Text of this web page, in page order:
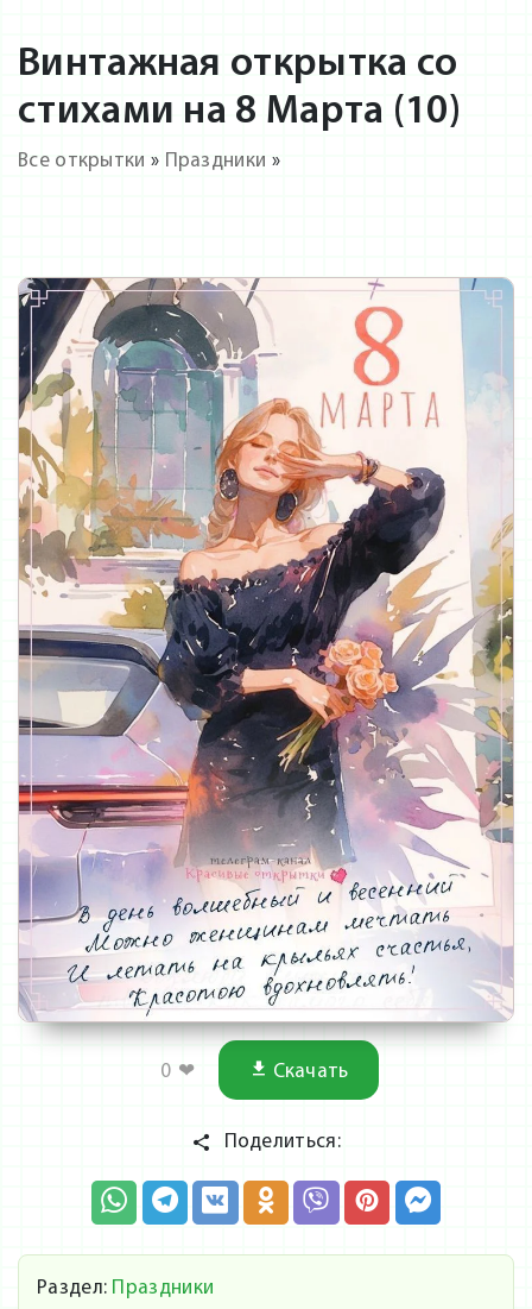
Винтажная открытка со
стихами на 8 Марта (10)
Все открытки » Праздники »
0 ❤ Скачать
Поделиться:
Раздел: Праздники